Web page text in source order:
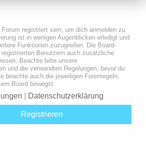
registriert sein, um dich anmelden zu
ist in wenigen Augenblicken erledigt und
Funktionen zuzugreifen. Die Board-
Benutzern auch zusätzliche
Beachte bitte unsere
und die verwandten Regelungen, bevor du
beachte auch die jeweiligen Forenregeln,
Board bewegst.
Datenschutzerklärung
Registrieren